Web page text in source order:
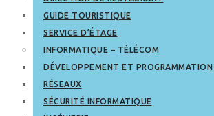
GUIDE TOURISTIQUE
SERVICE D’ÉTAGE
INFORMATIQUE – TÉLÉCOM
DÉVELOPPEMENT ET PROGRAMMATION
RÉSEAUX
SÉCURITÉ INFORMATIQUE